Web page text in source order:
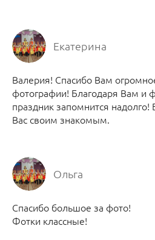
Екатерина
Валерия! Спасибо Вам
фотографии! Благодаря Вам и
праздник запомнится
Вас своим знакомым.
Ольга
Спасибо большое за фото!
Фотки классные!